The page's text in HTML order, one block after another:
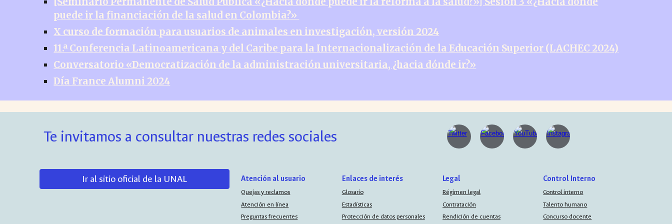
puede ir la financiación de la salud en Colombia?»
X curso de formación para usuarios de animales en investigación, versión 2024
11.ª Conferencia Latinoamericana y del Caribe para la Internacionalización de la Educación Superior (LACHEC 2024)
Conversatorio «Democratización de la administración universitaria, ¿hacia dónde ir?»
Día France Alumni 2024
Te invitamos a consultar nuestras redes sociales
Ir al sitio oficial de la UNAL Atención al usuario
Quejas y reclamos
Atención en línea
Preguntas frecuentes
Enlaces de interés
Glosario
Estadísticas
Protección de datos personales
Legal
Régimen legal
Contratación
Rendición de cuentas
Control Interno
Control interno
Talento humano
Concurso docente